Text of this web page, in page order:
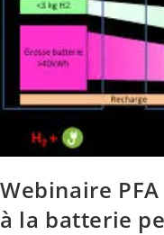
Webinaire
à la batterie